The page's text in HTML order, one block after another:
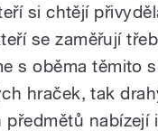
si chtějí
se zaměřují
s oběma těmito
hraček, tak
nabízejí